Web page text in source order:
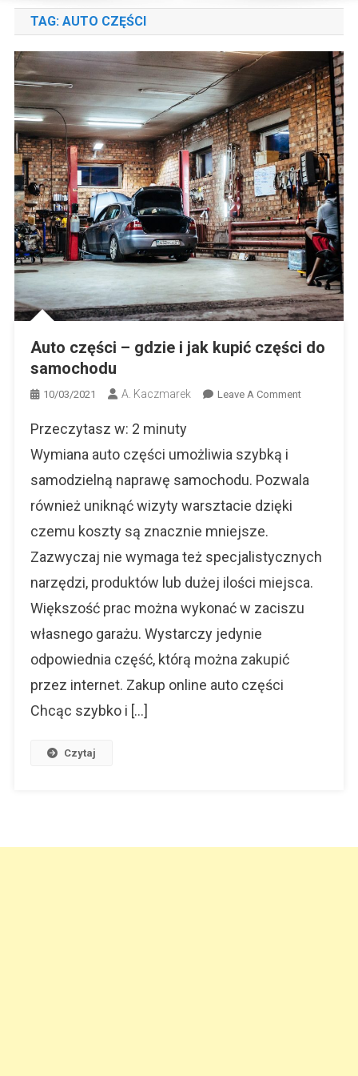
TAG: AUTO CZĘŚCI
Auto części – gdzie i jak kupić części do
samochodu
10/03/2021 A. Kaczmarek Leave A CommentOn
I
Do
Samochodu
Przeczytasz w: 2 minuty
Wymiana auto części umożliwia szybką i
samodzielną naprawę samochodu. Pozwala
również uniknąć wizyty warsztacie dzięki
czemu koszty są znacznie mniejsze.
Zazwyczaj nie wymaga też specjalistycznych
narzędzi, produktów lub dużej ilości miejsca.
Większość prac można wykonać w zaciszu
własnego garażu. Wystarczy jedynie
odpowiednia część, którą można zakupić
przez internet. Zakup online auto części
Chcąc szybko i […]
Czytaj